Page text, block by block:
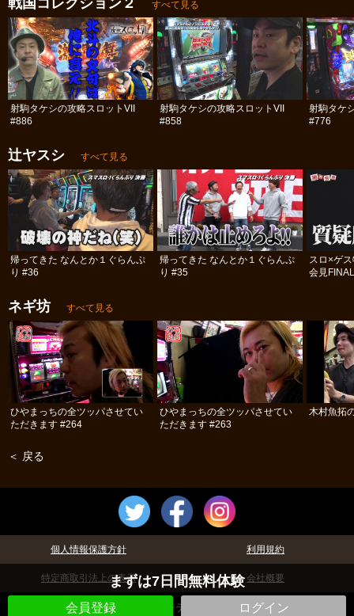
まずは7日間無料体験
会員登録 ログイン
戦国コレクション２ すべて見る
射駒タケシの攻略スロットVII
#886
射駒タケシの攻略スロットVII
#858
射駒タケ
#776
辻ヤスシ すべて見る
帰ってきた なんとか１ぐらんぷ
り #36
帰ってきた なんとか１ぐらんぷ
り #35
スロ×ゲ
会見
ネギ坊 すべて見る
ひやまっちの全ツッパさせてい
ただきます #264
ひやまっちの全ツッパさせてい
ただきます #263
木村魚拓
＜ 戻る
個人情報保護方針 利用規約
特定商取引法上の表示 会社概要
©パチテレ！